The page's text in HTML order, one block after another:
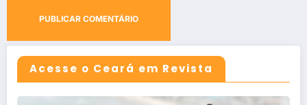
Acesse o Ceará em Revista